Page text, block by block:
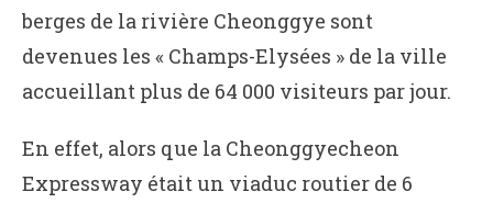
berges de la rivière Cheonggye sont
devenues les « Champs-Elysées » de la ville
accueillant plus de 64 000 visiteurs par jour.
En effet, alors que la Cheonggyecheon
Expressway était un viaduc routier de 6